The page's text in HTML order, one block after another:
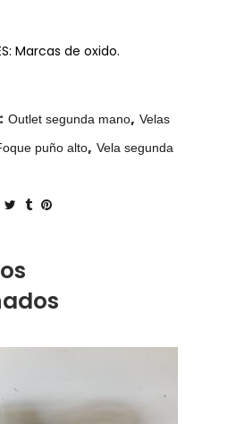
Marcas de oxido.
Outlet segunda mano, Velas
puño alto, Vela segunda